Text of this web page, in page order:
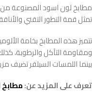
مطابخ لون اسود المصنوعة من
تمثل قمة التطور التقني
تتميز هذه المطابخ بخامة
ومقاومة التآكل والرطوبة،
بينما اللمسات السيلفر تضيف
تعرف على المزيد عن: